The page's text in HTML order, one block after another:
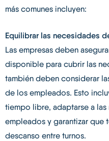
más comunes incluyen:
Equilibrar las necesidades
Las empresas deben
disponible para cubrir las
también deben considerar
de los empleados. Esto
tiempo libre, adaptarse a
empleados y garantizar que
descanso entre turnos.